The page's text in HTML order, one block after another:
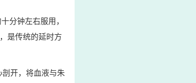
分钟左右服用，
是传统的延时方
开，将血液与朱